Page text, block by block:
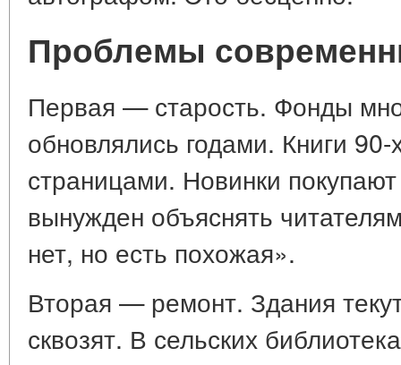
Проблемы
Первая — старость. Фонды
обновлялись годами. Книги
страницами. Новинки
вынужден объяснять
нет, но есть похожая».
Вторая — ремонт. Здания
сквозят. В сельских